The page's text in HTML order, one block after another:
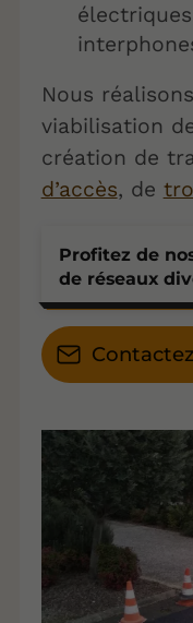
Nous
viabilisation
création de
d’accès, de
Profitez de
de réseaux